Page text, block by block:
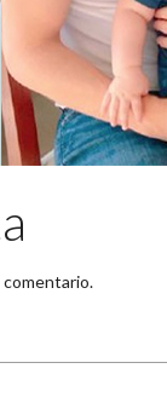
comentario.